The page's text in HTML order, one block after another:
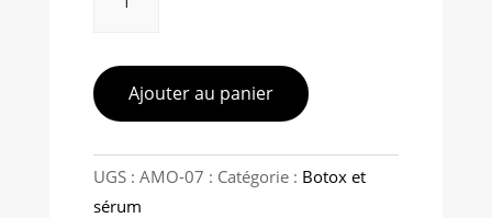
Botanic
Beauty
Herbal
-
Soin
sans
Ajouter au panier
UGS : AMO-07 Catégorie : Botox et
sérum